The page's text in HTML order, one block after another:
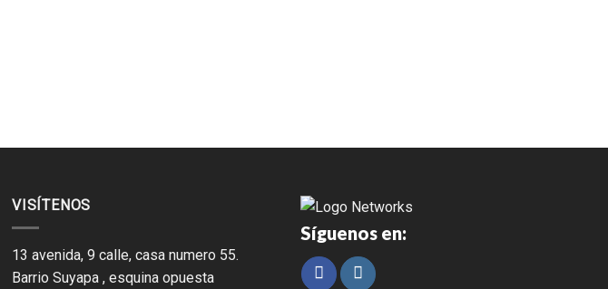
VISÍTENOS
13 avenida, 9 calle, casa numero 55.
Barrio Suyapa , esquina opuesta
Síguenos en: